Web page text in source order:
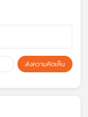
ส่งความคิดเห็น